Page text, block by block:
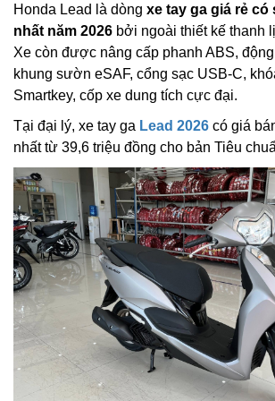
Honda Lead là dòng xe tay ga giá rẻ có
nhất năm 2026 bởi ngoài thiết kế thanh
Xe còn được nâng cấp phanh ABS,
khung sườn eSAF, cổng sạc USB-C,
Smartkey, cốp xe dung tích cực đại.
Tại đại lý, xe tay ga Lead 2026 có giá
nhất từ 39,6 triệu đồng cho bản Tiêu